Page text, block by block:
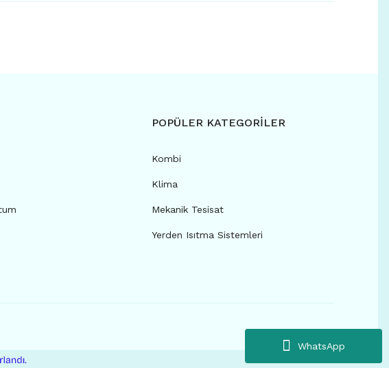
WhatsApp
POPÜLER KATEGORİLER
Kombi
Klima
Mekanik Tesisat
Yerden Isıtma Sistemleri